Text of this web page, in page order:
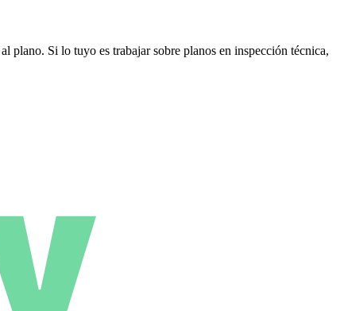
Si lo tuyo es trabajar sobre planos en inspección técnica,